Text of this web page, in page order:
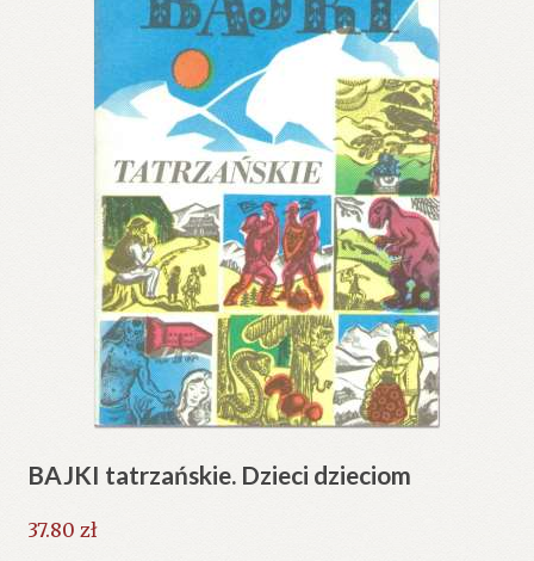
BAJKI tatrzańskie. Dzieci dzieciom
37.80 zł